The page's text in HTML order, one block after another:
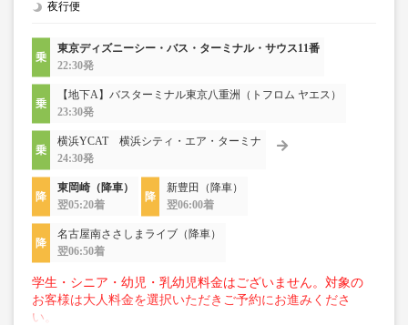
夜行便
東京ディズニーシー・バス・ターミナル・サウス11番
22:30発
【地下A】バスターミナル東京八重洲（トフロム ヤエス）
23:30発
横浜YCAT 横浜シティ・エア・ターミナ
24:30発
東岡崎（降車）
翌05:20着
新豊田（降車）
翌06:00着
名古屋南ささしまライブ（降車）
翌06:50着
学生・シニア・幼児・乳幼児料金はございません。対象の
お客様は大人料金を選択いただきご予約にお進みくださ
い。